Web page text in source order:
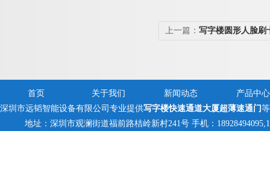
上一篇： 写字楼圆形人脸刷
首页 关于我们 新闻动态
产品中心
深圳市远韬智能设备有限公司专业提供写字楼快速通道大厦超薄速通门
地址：深圳市观澜街道福前路桔岭新村241号 手机：